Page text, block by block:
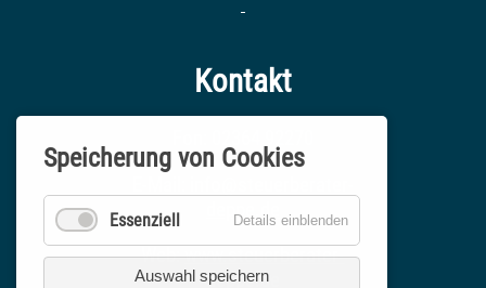
Kontakt
deppe.de
Web:www.steuerberater-
deppe.de
Speicherung von Cookies
Essenziell Details einblenden
Auswahl speichern